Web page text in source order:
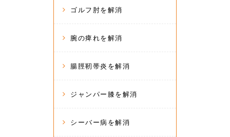
ゴルフ肘を解消
腕の痺れを解消
腸脛靭帯炎を解消
ジャンパー膝を解消
シーバー病を解消